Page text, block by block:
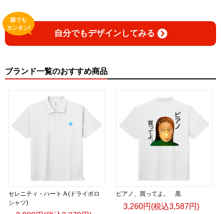
自分でもデザインしてみる
誰でも
カンタン!
ブランド一覧のおすすめ商品
セレニティ・ハート A (ドライポロ
シャツ)
ピアノ、買ってよ。 黒
3,260円(税込3,587円)